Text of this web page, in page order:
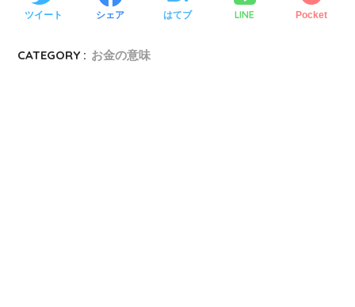
ツイート シェア はてブ LINE Pocket
CATEGORY : お金の意味